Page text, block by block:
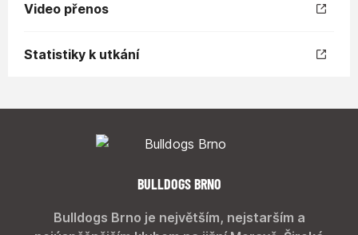
Video přenos
Statistiky k utkání
BULLDOGS BRNO
Bulldogs Brno je největším, nejstarším a